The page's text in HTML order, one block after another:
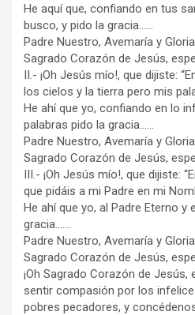
He aquí que, confiando en tus
busco, y pido la gracia……
Padre Nuestro, Avemaría y Gloria.
Sagrado Corazón de Jesús,
II.- ¡Oh Jesús mío!, que dijiste:
los cielos y la tierra pero mis
He ahí que yo, confiando en lo
palabras pido la gracia……
Padre Nuestro, Avemaría y Gloria.
Sagrado Corazón de Jesús,
III.- ¡Oh Jesús mío!, que dijiste:
que pidáis a mi Padre en mi
He ahí que yo, al Padre Eterno y
gracia…….
Padre Nuestro, Avemaría y Gloria.
Sagrado Corazón de Jesús,
¡Oh Sagrado Corazón de
sentir compasión por los
pobres pecadores, y